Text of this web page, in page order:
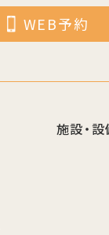
WEB予約
施設・